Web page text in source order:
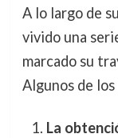
A lo largo de
vivido una
marcado su
Algunos de los
La